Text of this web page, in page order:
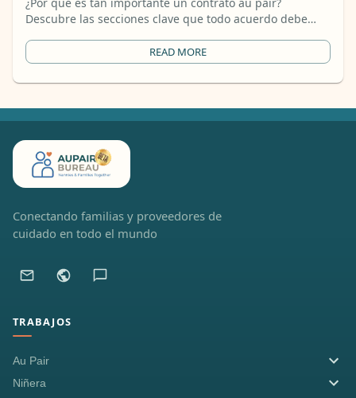
Descubre las secciones clave que todo acuerdo debe
READ MORE
Conectando familias y proveedores de
cuidado en todo el mundo
TRABAJOS
Au Pair
Niñera